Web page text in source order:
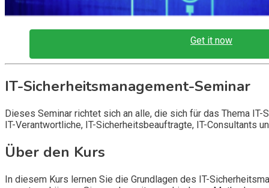
Get it now
IT-Sicherheitsmanagement-Seminar
Dieses Seminar richtet sich an alle, die sich für das Thema
IT-Verantwortliche, IT-Sicherheitsbeauftragte, IT-Consultants
Über den Kurs
In diesem Kurs lernen Sie die Grundlagen des IT-